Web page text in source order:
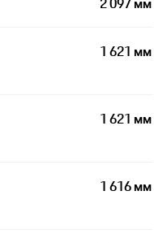
1 621 мм
1 621 мм
1 616 мм